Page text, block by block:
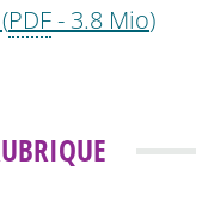
(PDF- 3.8 Mio)